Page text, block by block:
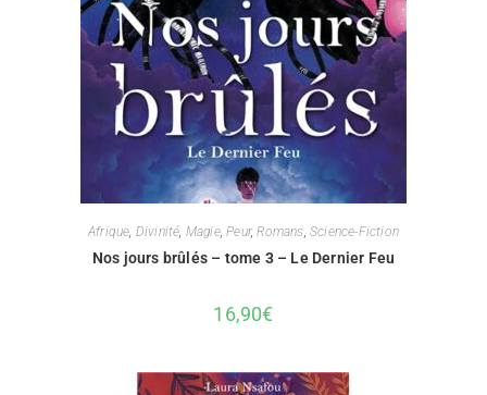
Afrique Divinité Magie,Peur,Romans ,Science-Fiction
Nos jours brûlés – tome 3 – Le Dernier Feu
16,90€